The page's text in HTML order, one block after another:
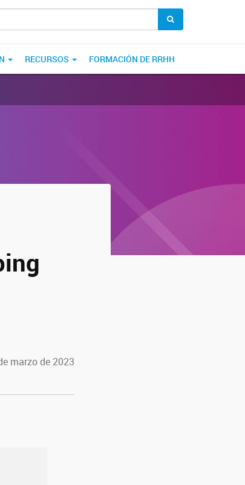
RECURSOS FORMACIÓN DE RRHH
marzo de 2023